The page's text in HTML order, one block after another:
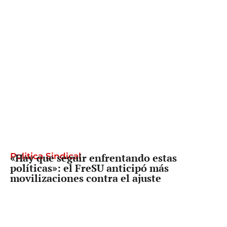
Politica Sindical
«Hay que seguir enfrentando estas
políticas»: el FreSU anticipó más
movilizaciones contra el ajuste